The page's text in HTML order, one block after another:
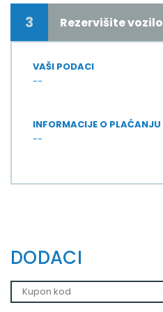
3 Rezervišite vozilo
VAŠI PODACI
--
INFORMACIJE O PLAĆANJU
--
DODACI